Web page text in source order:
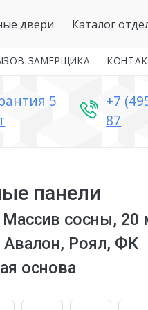
двери Каталог
ЗАМЕРЩИКА
5
+7
87
панели
сосны, 20
Авалон, Роял, ФК
основа